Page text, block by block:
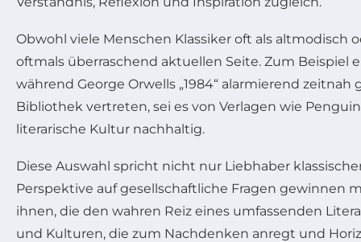
Obwohl viele Menschen Klassiker oft als
oftmals überraschend aktuellen Seite. Zum Beispiel
während George Orwells „1984“ alarmierend
Bibliothek vertreten, sei es von Verlagen wie
literarische Kultur nachhaltig.
Diese Auswahl spricht nicht nur Liebhaber
Perspektive auf gesellschaftliche Fragen gewinnen
ihnen, die den wahren Reiz eines umfassenden
und Kulturen, die zum Nachdenken anregt und